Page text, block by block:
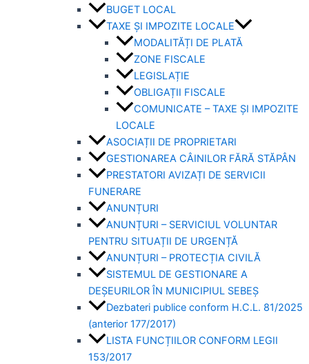
BUGET LOCAL
TAXE ȘI IMPOZITE LOCALE
MODALITĂȚI DE PLATĂ
ZONE FISCALE
LEGISLAȚIE
OBLIGAȚII FISCALE
COMUNICATE – TAXE ȘI IMPOZITE
LOCALE
ASOCIAȚII DE PROPRIETARI
GESTIONAREA CÂINILOR FĂRĂ STĂPÂN
PRESTATORI AVIZAȚI DE SERVICII
FUNERARE
ANUNȚURI
ANUNȚURI – SERVICIUL VOLUNTAR
PENTRU SITUAȚII DE URGENȚĂ
ANUNȚURI – PROTECȚIA CIVILĂ
SISTEMUL DE GESTIONARE A
DEȘEURILOR ÎN MUNICIPIUL SEBEȘ
Dezbateri publice conform H.C.L. 81/2025
(anterior 177/2017)
LISTA FUNCȚIILOR CONFORM LEGII
153/2017